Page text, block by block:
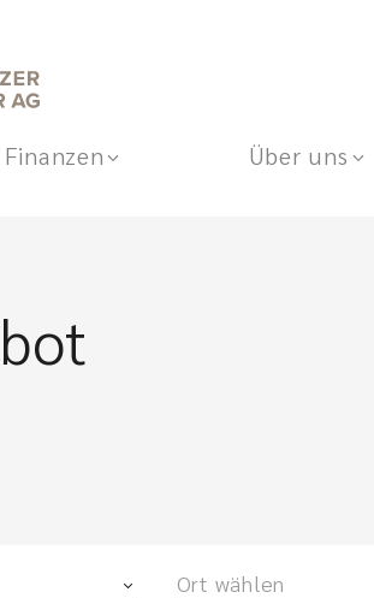
Finanzen Über uns
Ort wählen